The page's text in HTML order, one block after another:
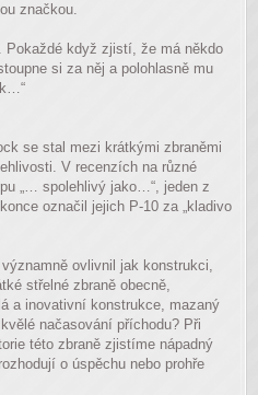
značkou.
Pokaždé když zjistí, že má někdo
si za něj a polohlasně mu
se stal mezi krátkými zbraněmi
V recenzích na různé
„… spolehlivý jako…“, jeden z
označil jejich P-10 za „kladivo
ovlivnil jak konstrukci,
střelné zbraně obecně,
a inovativní konstrukce, mazaný
načasování příchodu? Při
této zbraně zjistíme nápadný
o úspěchu nebo prohře